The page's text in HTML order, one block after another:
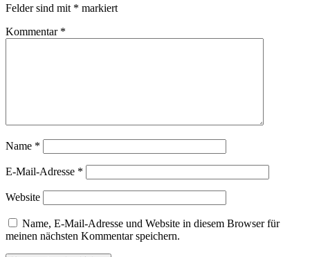
Felder sind mit * markiert
Kommentar *
Name *
E-Mail-Adresse *
Website
Name, E-Mail-Adresse und Website in diesem Browser für
meinen nächsten Kommentar speichern.